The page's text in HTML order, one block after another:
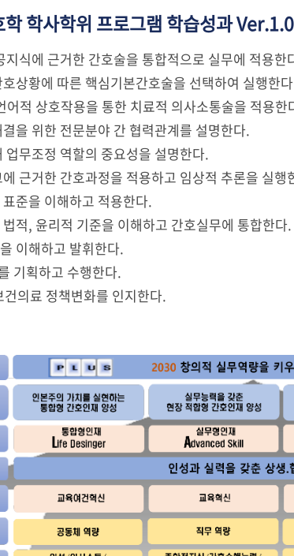
학 학사학위 프로그램 학습성과
지식에 근거한 간호술을 통합적으로 실무에 적용한
상황에 따른 핵심기본간호술을 선택하여 실행한
어적 상호작용을 통한 치료적 의사소통술을 적용한
을 위한 전문분야 간 협력관계를 설명한다.
업무조정 역할의 중요성을 설명한다.
근거한 간호과정을 적용하고 임상적 추론을 실행
준을 이해하고 적용한다.
적, 윤리적 기준을 이해하고 간호실무에 통합한다.
이해하고 발휘한다.
기획하고 수행한다.
의료 정책변화를 인지한다.